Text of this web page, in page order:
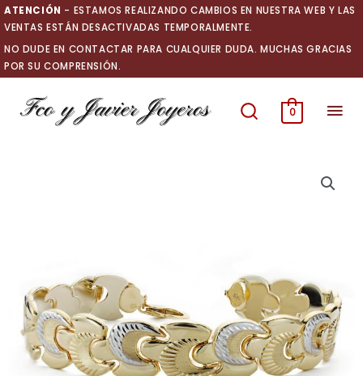
Ir
al
contenido
ATENCIÓN - ESTAMOS REALIZANDO CAMBIOS EN NUESTRA WEB Y LAS
VENTAS ESTÁN DESACTIVADAS TEMPORALMENTE.
NO DUDE EN CONTACTAR PARA CUALQUIER DUDA. MUCHAS GRACIAS
POR SU COMPRENSIÓN.
0